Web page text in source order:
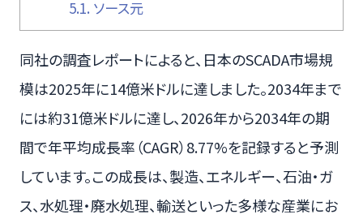
5.1. ソース元
同社の調査レポートによると、日本のSCADA市場規
模は2025年に14億米ドルに達しました。2034年まで
には約31億米ドルに達し、2026年から2034年の期
間で年平均成長率（CAGR）8.77%を記録すると予測
しています。この成長は、製造、エネルギー、石油・ガ
ス、水処理・廃水処理、輸送といった多様な産業にお